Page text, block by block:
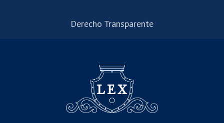
Derecho Transparente